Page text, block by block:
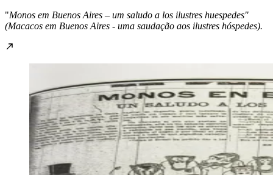
"Monos em Buenos Aires – um saludo a los ilustres huespedes"
(Macacos em Buenos Aires - uma saudação aos ilustres hóspedes).